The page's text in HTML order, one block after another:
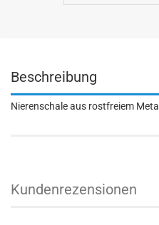
Beschreibung
Nierenschale aus rostfreiem Metall
Kundenrezensionen